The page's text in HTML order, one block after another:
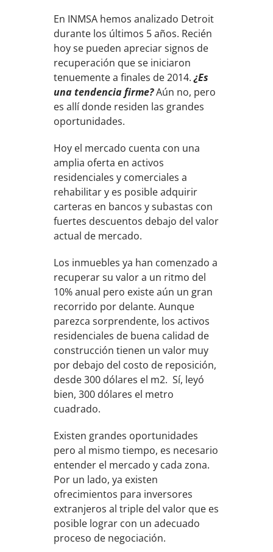
En INMSA hemos analizado Detroit
durante los últimos 5 años. Recién
hoy se pueden apreciar signos de
recuperación que se iniciaron
tenuemente a finales de 2014.¿Es
una tendencia firme?Aún no, pero
es allí donde residen las grandes
oportunidades.
Hoy el mercado cuenta con una
amplia oferta en activos
residenciales y comerciales a
rehabilitar y es posible adquirir
carteras en bancos y subastas con
fuertes descuentos debajo del valor
actual de mercado.
Los inmuebles ya han comenzado a
recuperar su valor a un ritmo del
10% anual pero existe aún un gran
recorrido por delante. Aunque
parezca sorprendente, los activos
residenciales de buena calidad de
construcción tienen un valor muy
por debajo del costo de reposición,
desde 300 dólares el m2. Sí, leyó
bien, 300 dólares el metro
cuadrado.
Existen grandes oportunidades
pero al mismo tiempo, es necesario
entender el mercado y cada zona.
Por un lado, ya existen
ofrecimientos para inversores
extranjeros al triple del valor que es
posible lograr con un adecuado
proceso de negociación.